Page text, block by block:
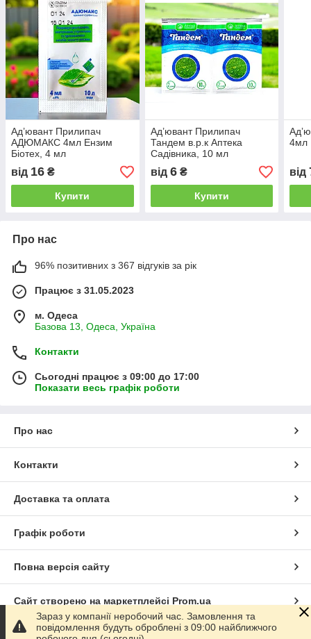
Ад’ювант Прилипач
АДЮМАКС 4мл Ензим
Біотех, 4 мл
від 16 ₴
Купити
Ад’ювант Прилипач
Тандем в.р.к Аптека
Садівника, 10 мл
від 6₴
Купити
4мл
від
Про нас
96% позитивних з 367 відгуків за рік
Працює з 31.05.2023
м. Одеса
Базова 13, Одеса, Україна
Контакти
Сьогодні працює з 09:00 до 17:00
Показати весь графік роботи
Про нас
Контакти
Доставка та оплата
Графік роботи
Повна версія сайту
Сайт створено на маркетплейсі Prom.ua
Політика конфіденційності
Зараз у компанії неробочий час. Замовлення та
повідомлення будуть оброблені з 09:00 найближчого